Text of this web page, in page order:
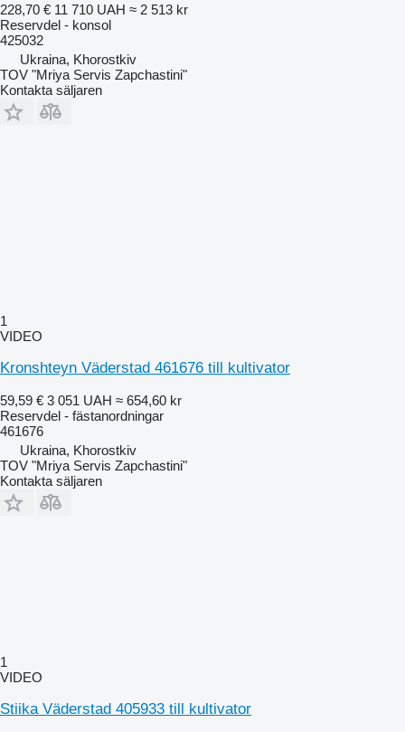
228,70 € 11 710 UAH ≈ 2 513 kr
Reservdel - konsol
425032
Ukraina, Khorostkiv
TOV "Mriya Servis Zapchastini"
Kontakta säljaren
1
VIDEO
Kronshteyn Väderstad 461676 till kultivator
59,59 € 3 051 UAH ≈ 654,60 kr
Reservdel - fästanordningar
461676
Ukraina, Khorostkiv
TOV "Mriya Servis Zapchastini"
Kontakta säljaren
1
VIDEO
Stiika Väderstad 405933 till kultivator